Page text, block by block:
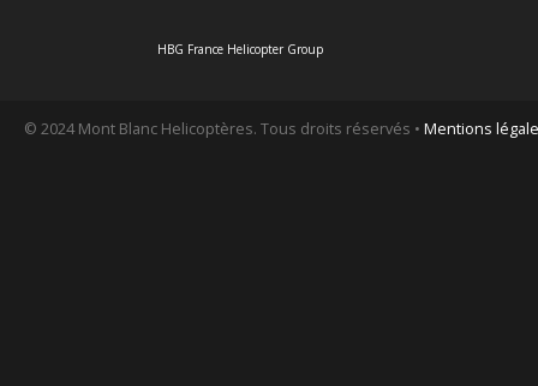
HBG France Helicopter Group
© 2024 Mont Blanc Helicoptères. Tous droits réservés • Mentions